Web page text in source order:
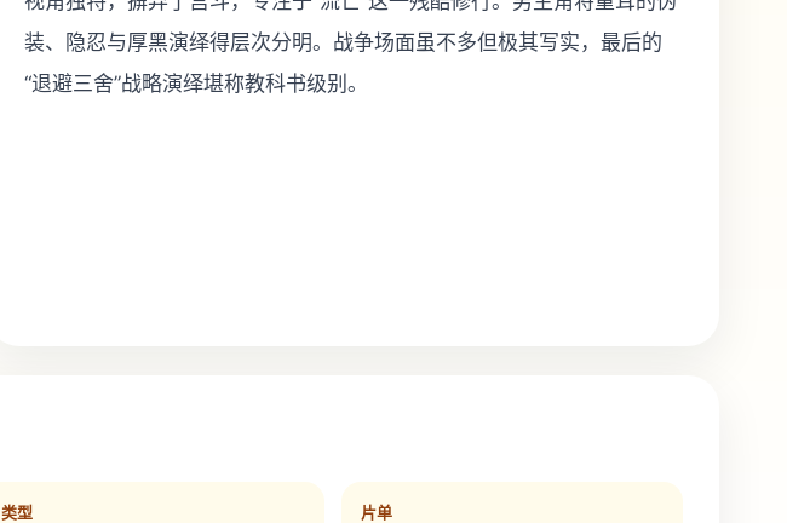
装、隐忍与厚黑演绎得层次分明。战争场面虽不多但极其写实，最后的
“退避三舍”战略演绎堪称教科书级别。
类型 片单